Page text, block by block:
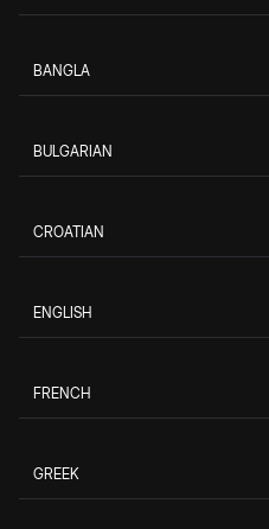
BANGLA
BULGARIAN
CROATIAN
ENGLISH
FRENCH
GREEK